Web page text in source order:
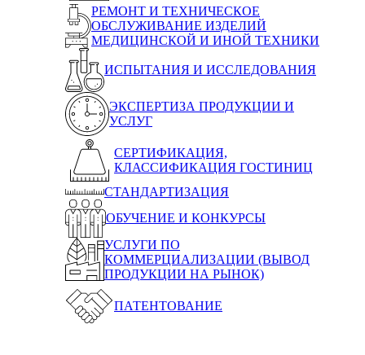
РЕМОНТ И ТЕХНИЧЕСКОЕ
ОБСЛУЖИВАНИЕ ИЗДЕЛИЙ
МЕДИЦИНСКОЙ И ИНОЙ ТЕХНИКИ
ИСПЫТАНИЯ И ИССЛЕДОВАНИЯ
ЭКСПЕРТИЗА ПРОДУКЦИИ И
УСЛУГ
СЕРТИФИКАЦИЯ,
КЛАССИФИКАЦИЯ ГОСТИНИЦ
СТАНДАРТИЗАЦИЯ
ОБУЧЕНИЕ И КОНКУРСЫ
УСЛУГИ ПО
КОММЕРЦИАЛИЗАЦИИ (ВЫВОД
ПРОДУКЦИИ НА РЫНОК)
ПАТЕНТОВАНИЕ